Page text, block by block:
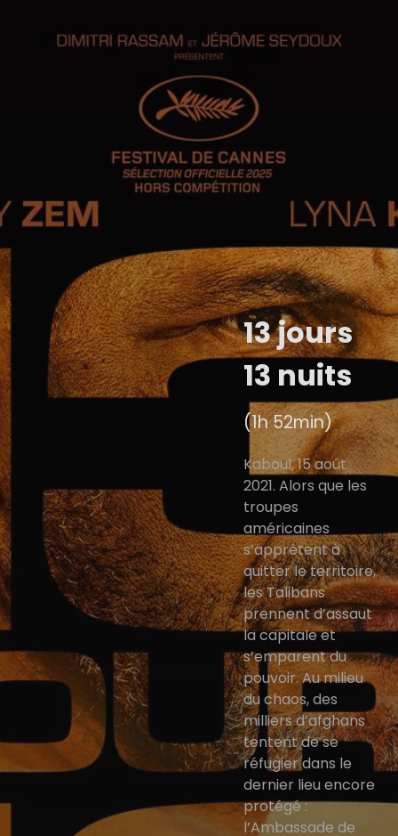
13 jours
13 nuits
(1h 52min)
Kaboul, 15 août
2021. Alors que les
troupes
américaines
s’apprêtent à
quitter le territoire,
les Talibans
prennent d’assaut
la capitale et
s’emparent du
pouvoir. Au milieu
du chaos, des
milliers d’afghans
tentent de se
réfugier dans le
dernier lieu encore
protégé :
l’Ambassade de